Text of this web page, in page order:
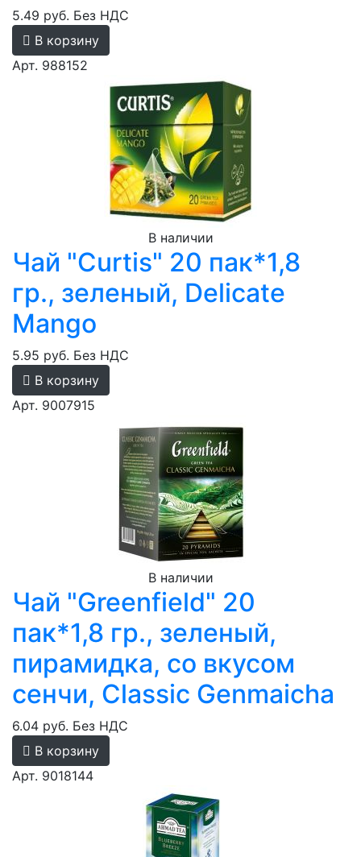
5.49 руб. Без НДС
В корзину
Арт. 988152
В наличии
Чай "Curtis" 20 пак*1,8
гр., зеленый, Delicate
Mango
5.95 руб. Без НДС
В корзину
Арт. 9007915
В наличии
Чай "Greenfield" 20
пак*1,8 гр., зеленый,
пирамидка, со вкусом
сенчи, Classic Genmaicha
6.04 руб. Без НДС
В корзину
Арт. 9018144